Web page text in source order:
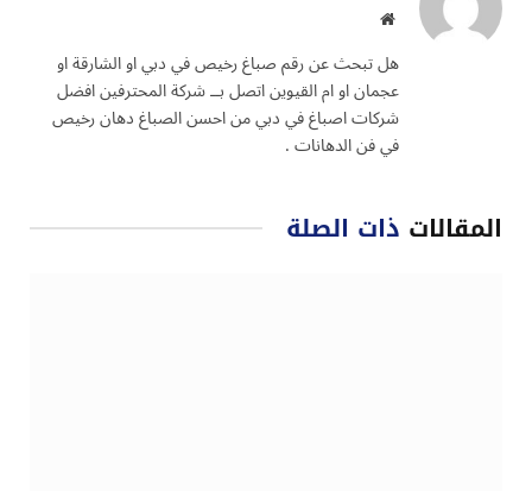
موقع
هل تبحث عن رقم صباغ رخيص في دبي او الشارقة او
عجمان او ام القيوين اتصل بــ شركة المحترفين افضل
شركات اصباغ في دبي من احسن الصباغ دهان رخيص
في فن الدهانات .
المقالات ذات الصلة